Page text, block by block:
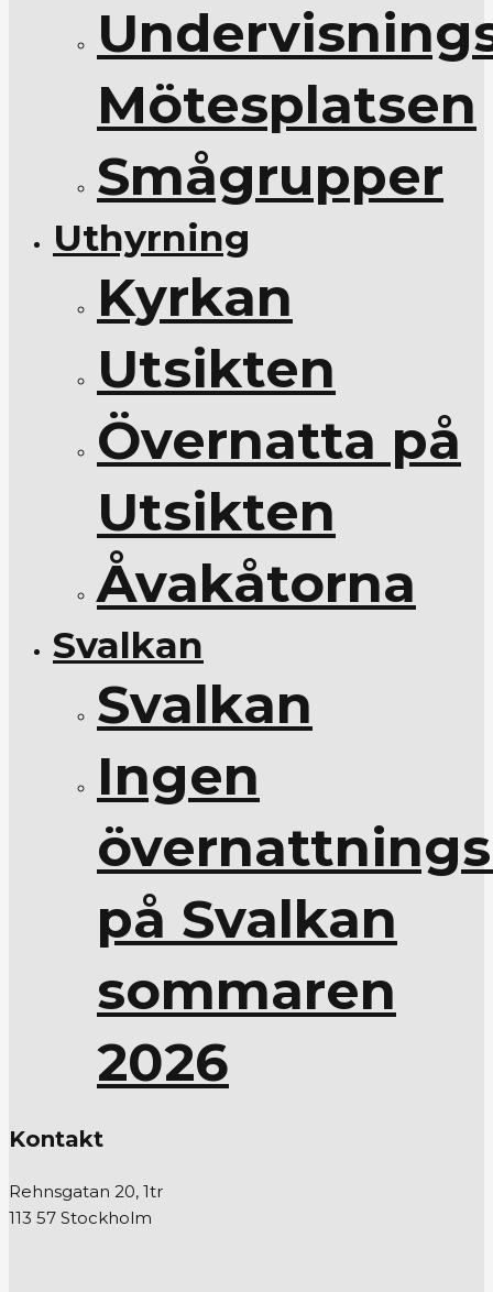
Mötesplatsen
Smågrupper
Uthyrning
Kyrkan
Utsikten
Övernatta på
Utsikten
Åvakåtorna
Svalkan
Svalkan
Ingen
på Svalkan
sommaren
2026
Kontakt
Rehnsgatan 20, 1tr
113 57 Stockholm